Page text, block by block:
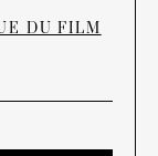
DU FILM